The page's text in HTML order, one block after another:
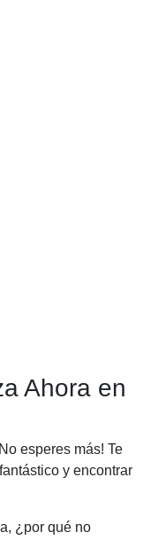
Ahora en
esperes más! Te
y encontrar
¿por qué no